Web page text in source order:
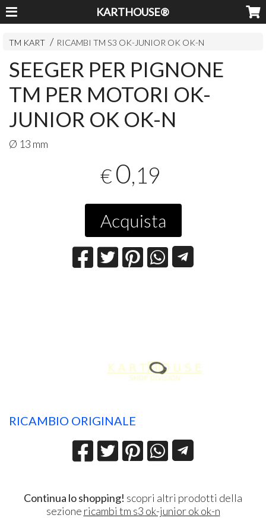
KARTHOUSE®
TM KART RICAMBI TM S3 OK-JUNIOR OK OK-N
SEEGER PER PIGNONE
TM PER MOTORI OK-
JUNIOR OK OK-N
Ø 13 mm
€0,19
Acquista
RICAMBIO ORIGINALE
Continua lo shopping! scopri altri prodotti della
sezione ricambi tm s3 ok-junior ok ok-n